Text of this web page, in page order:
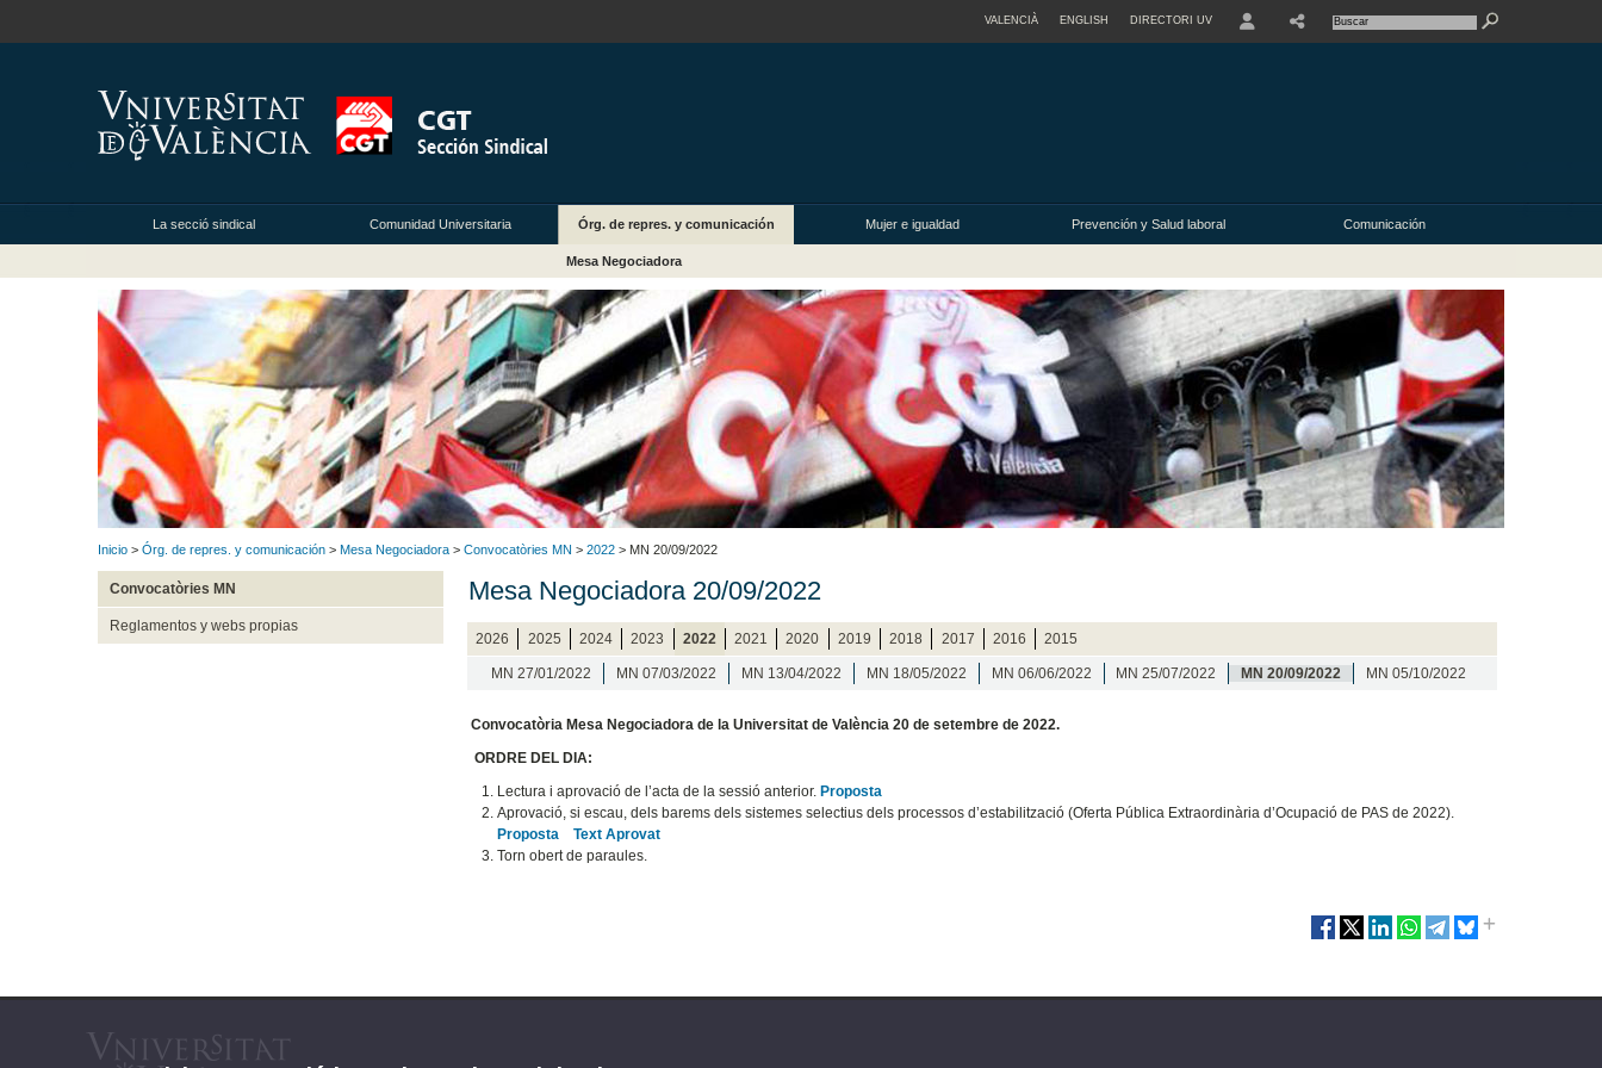
VALENCIÀ ENGLISH DIRECTORI UV
La secció sindical Comunidad Universitaria Órg. de repres. y comunicación Mujer e igualdad Prevención y Salud laboral Comunicación
Mesa Negociadora
Inicio > Órg. de repres. y comunicación > Mesa Negociadora > Convocatòries MN > 2022 > MN 20/09/2022
Convocatòries MN
Reglamentos y webs propias
Mesa Negociadora 20/09/2022
2026 2025 2024 2023 2022 2021 2020 2019 2018 2017 2016 2015
MN 27/01/2022 MN 07/03/2022 MN 13/04/2022 MN 18/05/2022 MN 06/06/2022 MN 25/07/2022 MN 20/09/2022 MN 05/10/2022
Convocatòria Mesa Negociadora de la Universitat de València 20 de setembre de 2022.
ORDRE DEL DIA:
Lectura i aprovació de l’acta de la sessió anterior. Proposta
Aprovació, si escau, dels barems dels sistemes selectius dels processos d’estabilització (Oferta Pública Extraordinària d’Ocupació de PAS de 2022).
Proposta
Text Aprovat
Torn obert de paraules.